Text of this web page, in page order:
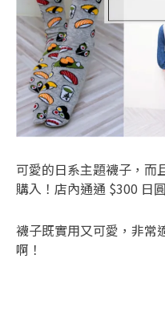
可愛的日系主題襪子，而
購入！店內通通 $300 日
襪子既實用又可愛，非常
啊！